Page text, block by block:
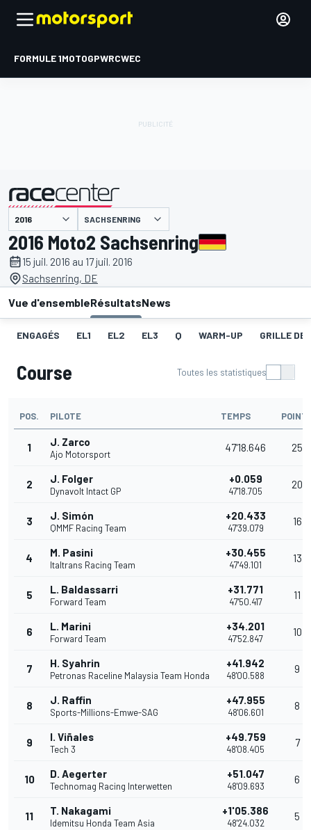
FORMULE 1MOTOGPWRCWEC
présenté par SACHSENRING
2016 Moto2 Sachsenring
15 juil. 2016 au 17 juil. 2016
Sachsenring, DE
Vue d'ensembleRésultatsNews
ENGAGÉS EL1 EL2 EL3 Q WARM-UP GRILLE DE
Course Toutes les statistiques
POS. PILOTE TEMPS
1 J. Zarco
Ajo Motorsport
47'18.646 25
2 J. Folger
Dynavolt Intact GP
+0.059
47'18.705
20
3 J. Simón
QMMF Racing Team
+20.433
47'39.079
16
4 M. Pasini
Italtrans Racing Team
+30.455
47'49.101
13
5 L. Baldassarri
Forward Team
+31.771
47'50.417
11
6 L. Marini
Forward Team
+34.201
47'52.847
10
7 H. Syahrin
Petronas Raceline Malaysia Team Honda
+41.942
48'00.588
9
8 J. Raffin
Sports-Millions-Emwe-SAG
+47.955
48'06.601
8
9 I. Viñales
Tech 3
+49.759
48'08.405
7
10 D. Aegerter
Technomag Racing Interwetten
+51.047
48'09.693
6
11 T. Nakagami
Idemitsu Honda Team Asia
+1'05.386
48'24.032
5